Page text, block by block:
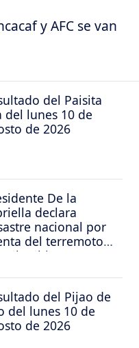
y AFC se van
del Paisita
del lunes 10 de
de 2026
De la
declara
nacional por
del terremoto
Colombia
del Pijao de
del lunes 10 de
de 2026